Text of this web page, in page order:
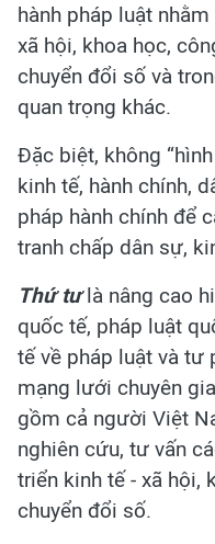
hành pháp luật
xã hội, khoa học,
chuyển đổi số và
quan trọng khác.
Đặc biệt, không
kinh tế, hành chính,
pháp hành chính để
tranh chấp dân sự,
Thứ tưlà nâng cao
quốc tế, pháp luật
tế về pháp luật và tư
mạng lưới chuyên
gồm cả người Việt
nghiên cứu, tư vấn
triển kinh tế - xã hội,
chuyển đổi số.